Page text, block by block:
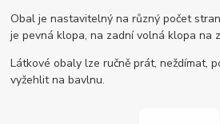
Obal je nastavitelný na různý počet
je pevná klopa, na zadní volná klopa na
Látkové obaly lze ručně prát, neždímat,
vyžehlit na bavlnu.